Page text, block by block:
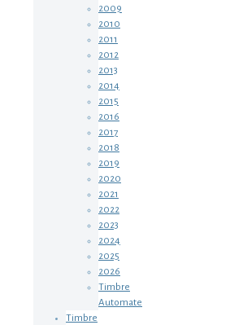
2009
2010
2011
2012
2013
2014
2015
2016
2017
2018
2019
2020
2021
2022
2023
2024
2025
2026
Timbre
Automate
Timbre